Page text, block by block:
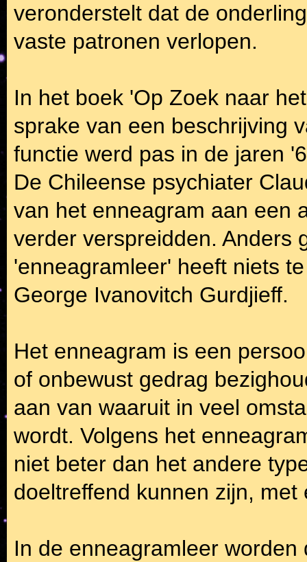
veronderstelt dat de
vaste patronen verlopen.
In het boek 'Op Zoek naar
sprake van een beschrijving
functie werd pas in de jaren
De Chileense psychiater
van het enneagram aan een
verder verspreidden. Anders
'enneagramleer' heeft niets
George Ivanovitch Gurdjieff.
Het enneagram is een
of onbewust gedrag
aan van waaruit in veel
wordt. Volgens het
niet beter dan het andere
doeltreffend kunnen zijn,
In de enneagramleer